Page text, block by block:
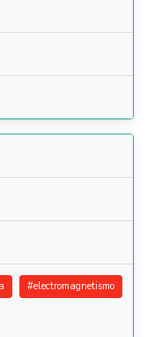
#electromagnetismo